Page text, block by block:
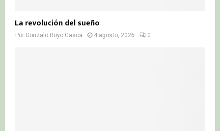
La revolución del sueño
Por Gonzalo Royo Gasca 4 agosto, 2026 0